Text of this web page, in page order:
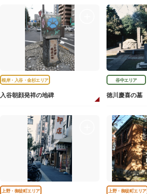
根岸・入谷・金杉エリア
入谷朝顔発祥の地碑
谷中エリア
徳川慶喜の墓
上野・御徒町エリア 上野・御徒町エリア